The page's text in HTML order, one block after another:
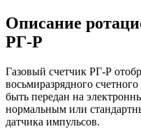
Описание
РГ-Р
Газовый счетчик РГ-Р
восьмиразрядного
быть передан на
нормальным или
датчика импульсов.